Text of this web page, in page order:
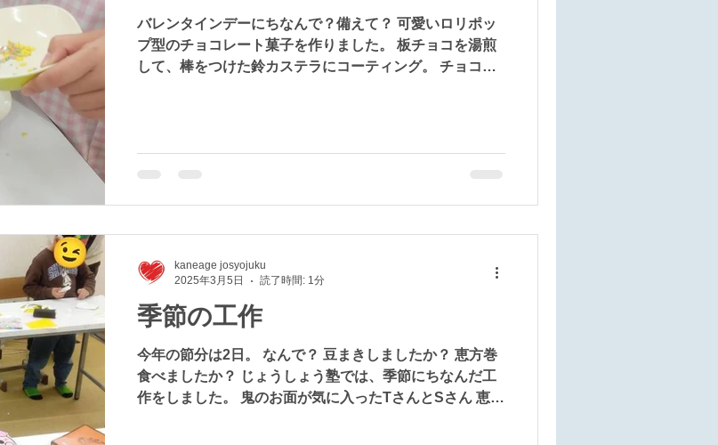
バレンタインデーにちなんで？備えて？ 可愛いロリポッ
プ型のチョコレート菓子を作りました。 板チョコを湯煎
して、棒をつけた鈴カステラにコーティング。 チョコペ
季節の工作
今年の節分は2日。 なんで？ 豆まきしましたか？ 恵方巻
食べましたか？ じょうしょう塾では、季節にちなんだ工
作をしました。 鬼のお面が気に入ったTさんとSさん 恵方
kaneage josyojuku
2025年3月5日
読了時間: 1分